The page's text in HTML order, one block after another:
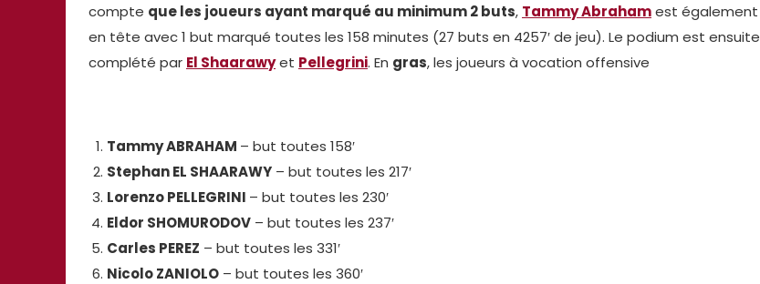
compte que les joueurs ayant marqué au minimum 2 buts, Tammy Abrahamest également
en tête avec 1 but marqué toutes les 158 minutes (27 buts en 4257′ de jeu). Le podium est ensuite
complété par El Shaarawyet Pellegrini. En gras, les joueurs à vocation offensive
Tammy ABRAHAM – but toutes 158′
Stephan EL SHAARAWY– but toutes les 217′
Lorenzo PELLEGRINI – but toutes les 230′
Eldor SHOMURODOV– but toutes les 237′
Carles PEREZ – but toutes les 331′
Nicolo ZANIOLO– but toutes les 360′